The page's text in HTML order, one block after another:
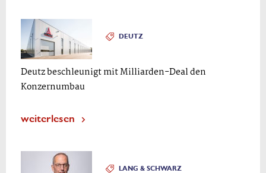
DEUTZ
Deutz beschleunigt mit Milliarden-Deal den
Konzernumbau
weiterlesen
LANG & SCHWARZ